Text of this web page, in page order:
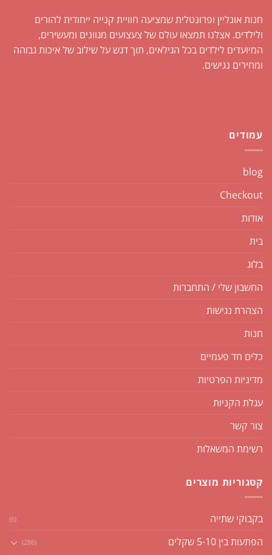
חנות אונליין ופרונטלית שמציעה חוויית קנייה ייחודית להורים
ולילדים. אצלנו תמצאו עולם של צעצועים מגוונים ומעשירים,
המיועדים לילדים בכל הגילאים, תוך דגש על שילוב של איכות גבוהה
ומחירים נגישים.
עמודים
blog
Checkout
אודות
בית
בלוג
החשבון שלי / התחברות
הצהרת נגישות
חנות
כלים חד פעמיים
מדיניות הפרטיות
עגלת הקניות
צור קשר
רשימת המשאלות
קטגוריות מוצרים
בקבוקי שתייה (6)
הפתעות בין 5-10 שקלים (286)